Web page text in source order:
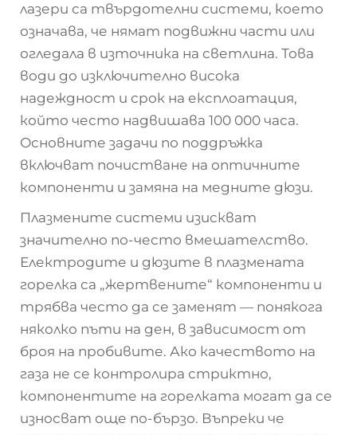
лазери са твърдотелни системи, което
означава, че нямат подвижни части или
огледала в източника на светлина. Това
води до изключително висока
надеждност и срок на експлоатация,
който често надвишава 100 000 часа.
Основните задачи по поддръжка
включват почистване на оптичните
компоненти и замяна на медните дюзи.
Плазмените системи изискват
значително по-често вмешателство.
Електродите и дюзите в плазмената
горелка са „жертвените“ компоненти и
трябва често да се заменят — понякога
няколко пъти на ден, в зависимост от
броя на пробивите. Ако качеството на
газа не се контролира стриктно,
компонентите на горелката могат да се
износват още по-бързо. Въпреки че